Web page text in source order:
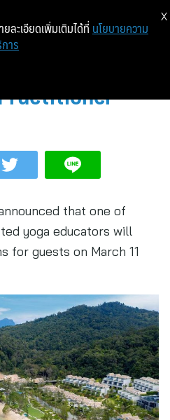
Welcomes
that one of
yoga educators will
for guests on March 11
ละเอียดเพิ่มเติมได้ที่ นโยบายความ
าร
X